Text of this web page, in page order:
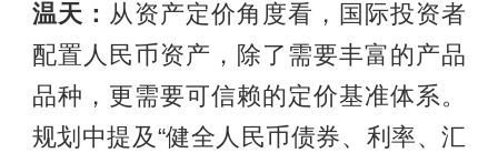
温天： 从资产定价角度看，国际投资者
配置人民币资产，除了需要丰富的产品
品种，更需要可信赖的定价基准体系。
规划中提及“健全人民币债券、利率、汇